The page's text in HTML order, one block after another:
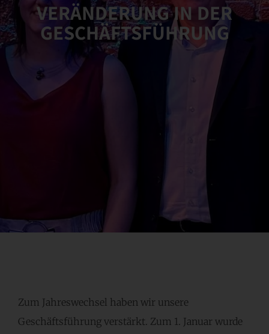
VERÄNDERUNG IN DER
GESCHÄFTSFÜHRUNG
Zum Jahreswechsel haben wir unsere
Geschäftsführung verstärkt. Zum 1. Januar wurde